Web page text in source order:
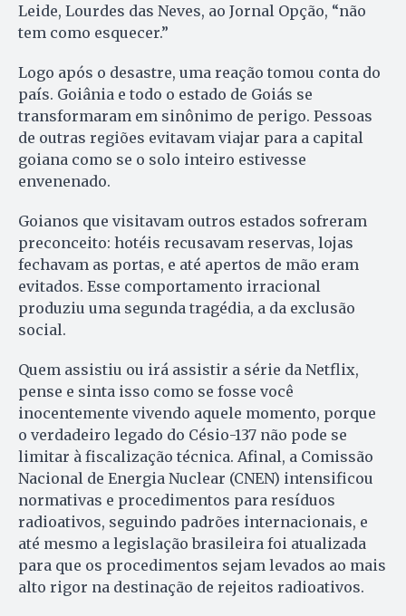
Leide, Lourdes das Neves, ao Jornal Opção, “não
tem como esquecer.”
Logo após o desastre, uma reação tomou conta do
país. Goiânia e todo o estado de Goiás se
transformaram em sinônimo de perigo. Pessoas
de outras regiões evitavam viajar para a capital
goiana como se o solo inteiro estivesse
envenenado.
Goianos que visitavam outros estados sofreram
preconceito: hotéis recusavam reservas, lojas
fechavam as portas, e até apertos de mão eram
evitados. Esse comportamento irracional
produziu uma segunda tragédia, a da exclusão
social.
Quem assistiu ou irá assistir a série da Netflix,
pense e sinta isso como se fosse você
inocentemente vivendo aquele momento, porque
o verdadeiro legado do Césio-137 não pode se
limitar à fiscalização técnica. Afinal, a Comissão
Nacional de Energia Nuclear (CNEN) intensificou
normativas e procedimentos para resíduos
radioativos, seguindo padrões internacionais, e
até mesmo a legislação brasileira foi atualizada
para que os procedimentos sejam levados ao mais
alto rigor na destinação de rejeitos radioativos.